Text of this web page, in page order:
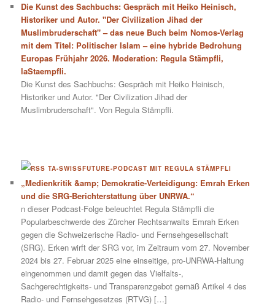
Die Kunst des Sachbuchs: Gespräch mit Heiko Heinisch,
Historiker und Autor. "Der Civilization Jihad der
Muslimbruderschaft" – das neue Buch beim Nomos-Verlag
mit dem Titel: Politischer Islam – eine hybride Bedrohung
Europas Frühjahr 2026. Moderation: Regula Stämpfli,
laStaempfli.
Die Kunst des Sachbuchs: Gespräch mit Heiko Heinisch,
Historiker und Autor. "Der Civilization Jihad der
Muslimbruderschaft". Von Regula Stämpfli.
TA-SWISSFUTURE-PODCAST MIT REGULA STÄMPFLI
„Medienkritik &amp; Demokratie-Verteidigung: Emrah Erken
und die SRG-Berichterstattung über UNRWA.“
n dieser Podcast-Folge beleuchtet Regula Stämpfli die
Popularbeschwerde des Zürcher Rechtsanwalts Emrah Erken
gegen die Schweizerische Radio- und Fernsehgesellschaft
(SRG). Erken wirft der SRG vor, im Zeitraum vom 27. November
2024 bis 27. Februar 2025 eine einseitige, pro-UNRWA-Haltung
eingenommen und damit gegen das Vielfalts-,
Sachgerechtigkeits- und Transparenzgebot gemäß Artikel 4 des
Radio- und Fernsehgesetzes (RTVG) […]